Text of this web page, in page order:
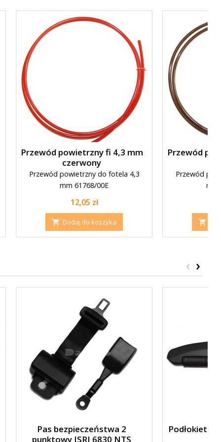
Przewód powietrzny fi 4,3 mm
czerwony
Przewód powietrzny do fotela 4,3
mm 61768/00E
Cena
12,05 zł
 Dodaj do koszyka
Przewód
Przewód
mm

‹ ›
Pas bezpieczeństwa 2
punktowy ISRI 6830 NTS